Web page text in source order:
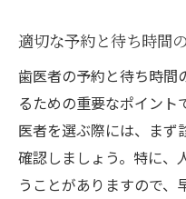
適切な予約と待ち時間
歯医者の予約と待ち時間
るための重要なポイント
医者を選ぶ際には、まず
確認しましょう。特に、
うことがありますので、